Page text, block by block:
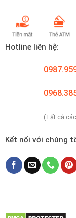
Hotline liên hệ:
(Tất cả
Kết nối với chúng